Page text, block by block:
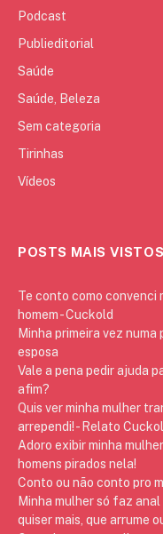
Podcast
Publieditorial
Saúde
Saúde, Beleza
Sem categoria
Tirinhas
Vídeos
POSTS MAIS VISTOS
Te conto como convenci
homem - Cuckold
Minha primeira vez
esposa
Vale a pena pedir ajuda
afim?
Quis ver minha mulher
arrependi! - Relato
Adoro exibir minha
homens pirados nela!
Conto ou não conto pro
Minha mulher só faz anal
quiser mais, que arrume